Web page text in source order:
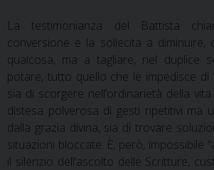
La testimonianza del Battista
conversione e la sollecita a diminuire,
qualcosa, ma a tagliare, nel duplice
potare, tutto quello che le impedisce di
sia di scorgere nell’ordinarietà della
distesa polverosa di gesti ripetitivi ma
dalla grazia divina, sia di trovare
situazioni bloccate. È, però, impossibile
il silenzio dell’ascolto delle Scritture,